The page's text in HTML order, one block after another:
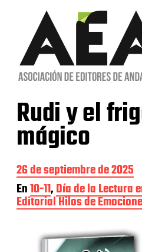
Rudi y el
mágico
F
e
c
h
26 de septiembre de 2025
En10-11,Día de la Lectura
Editorial Hilos de